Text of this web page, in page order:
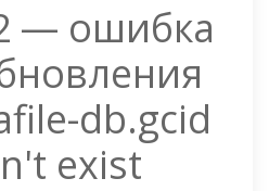
— ошибка
db.gcid
exist